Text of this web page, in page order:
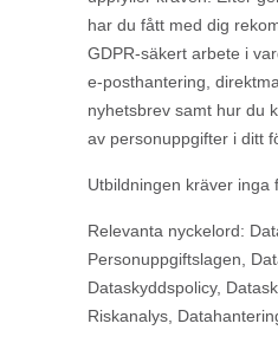
har du fått med dig
GDPR-säkert arbete i
e-posthantering,
nyhetsbrev samt hur du
av personuppgifter i ditt
Utbildningen kräver inga
Relevanta nyckelord:
Personuppgiftslagen,
Dataskyddspolicy,
Riskanalys,